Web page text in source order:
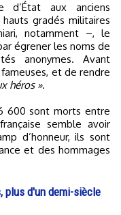
d’État aux anciens
gradés militaires
notamment –, le
égrener les noms de
anonymes. Avant
et de rendre
héros ».
600 sont morts entre
semble avoir
d’honneur, ils sont
et des hommages
plus d'un demi-siècle